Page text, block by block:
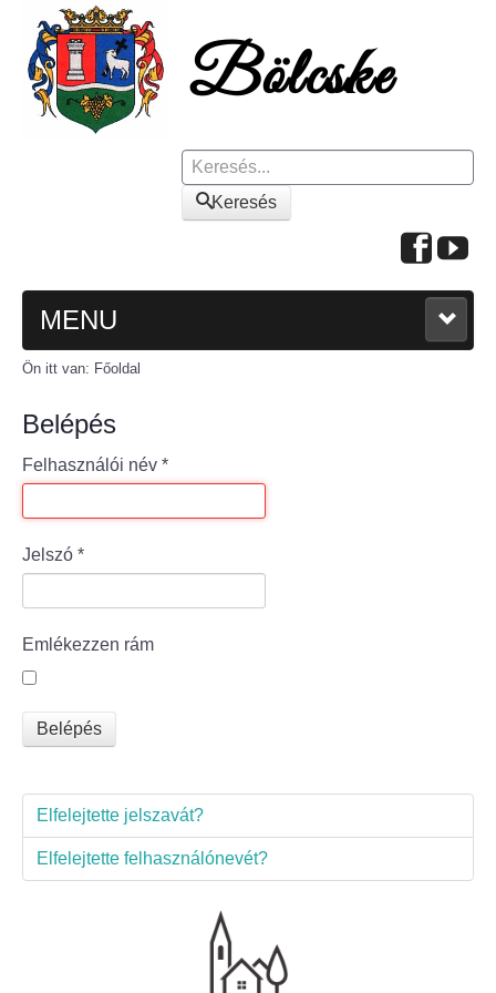
Keresés
Keresés
MENU
FŐOLDAL
A KÖZSÉGRŐL
Polgármesteri köszöntő
Bölcske település
Mi újság Bölcskén?
Értéktár bizottság
Látnivalók
Szállások
Református Egyház
Ön itt van: Főoldal
Belépés
Felhasználói név *
Jelszó *
Emlékezzen rám
Belépés
Elfelejtette jelszavát?
Elfelejtette felhasználónevét?